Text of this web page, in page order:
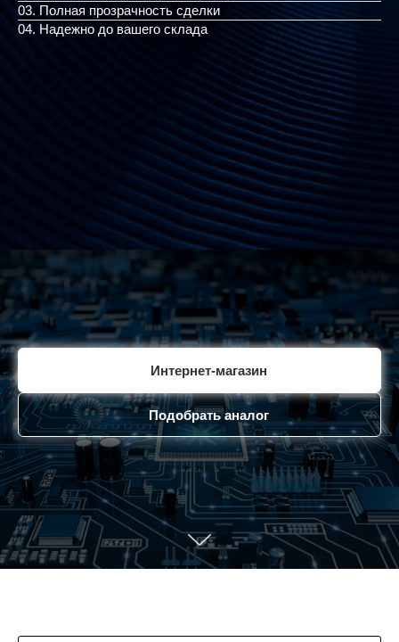
03. Полная прозрачность сделки
04. Надежно до вашего склада
Интернет-магазин
Подобрать аналог